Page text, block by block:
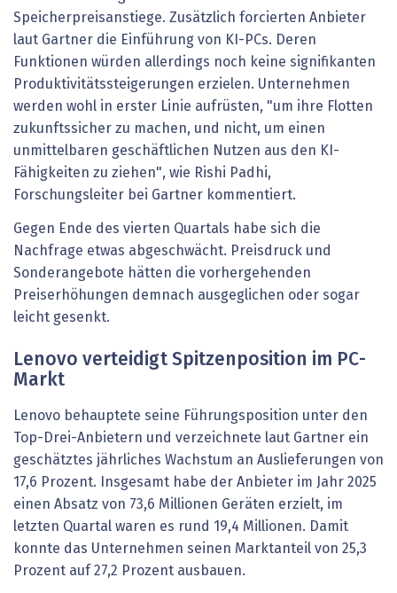
Speicherpreisanstiege. Zusätzlich forcierten Anbieter
laut Gartner die Einführung von KI-PCs. Deren
Funktionen würden allerdings noch keine signifikanten
Produktivitätssteigerungen erzielen. Unternehmen
werden wohl in erster Linie aufrüsten, "um ihre Flotten
zukunftssicher zu machen, und nicht, um einen
unmittelbaren geschäftlichen Nutzen aus den KI-
Fähigkeiten zu ziehen", wie Rishi Padhi,
Forschungsleiter bei Gartner kommentiert.
Gegen Ende des vierten Quartals habe sich die
Nachfrage etwas abgeschwächt. Preisdruck und
Sonderangebote hätten die vorhergehenden
Preiserhöhungen demnach ausgeglichen oder sogar
leicht gesenkt.
Lenovo verteidigt Spitzenposition im PC-
Markt
Lenovo behauptete seine Führungsposition unter den
Top-Drei-Anbietern und verzeichnete laut Gartner ein
geschätztes jährliches Wachstum an Auslieferungen von
17,6 Prozent. Insgesamt habe der Anbieter im Jahr 2025
einen Absatz von 73,6 Millionen Geräten erzielt, im
letzten Quartal waren es rund 19,4 Millionen. Damit
konnte das Unternehmen seinen Marktanteil von 25,3
Prozent auf 27,2 Prozent ausbauen.